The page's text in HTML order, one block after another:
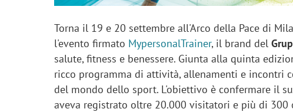
Torna il 19 e 20 settembre all'Arco della Pace di
l'evento firmato MypersonalTrainer, il brand del
salute, fitness e benessere. Giunta alla quinta
ricco programma di attività, allenamenti e incontri
del mondo dello sport. L'obiettivo è confermare il
aveva registrato oltre 20.000 visitatori e più di